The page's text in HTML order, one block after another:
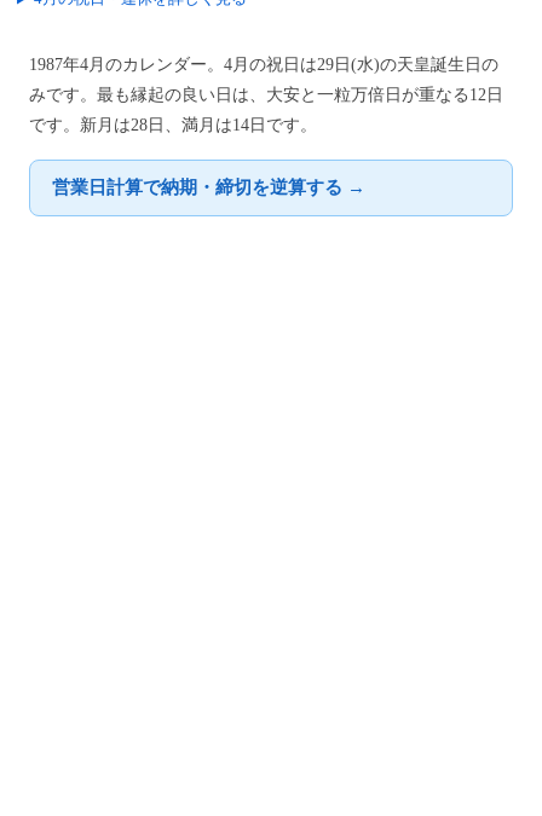
1987年4月のカレンダー。4月の祝日は29日(水)の天皇誕生日の
みです。最も縁起の良い日は、大安と一粒万倍日が重なる12日
です。新月は28日、満月は14日です。
営業日計算で納期・締切を逆算する →